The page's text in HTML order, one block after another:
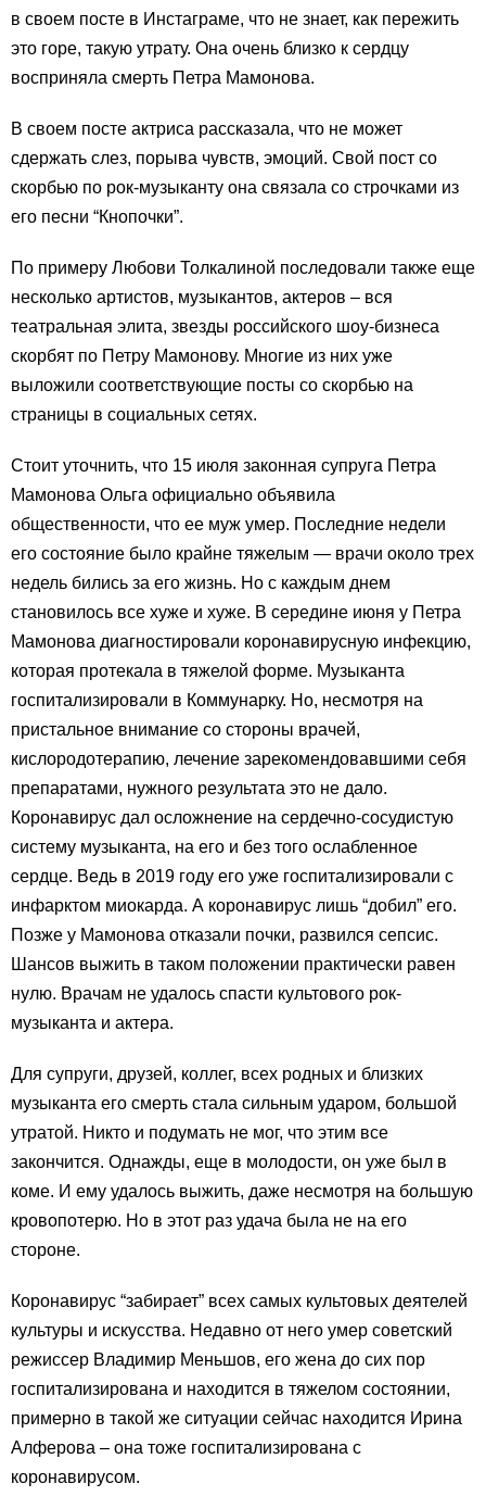
в своем посте в Инстаграме, что не знает, как пережить
это горе, такую утрату. Она очень близко к сердцу
восприняла смерть Петра Мамонова.
В своем посте актриса рассказала, что не может
сдержать слез, порыва чувств, эмоций. Свой пост со
скорбью по рок-музыканту она связала со строчками из
его песни “Кнопочки”.
По примеру Любови Толкалиной последовали также еще
несколько артистов, музыкантов, актеров – вся
театральная элита, звезды российского шоу-бизнеса
скорбят по Петру Мамонову. Многие из них уже
выложили соответствующие посты со скорбью на
страницы в социальных сетях.
Стоит уточнить, что 15 июля законная супруга Петра
Мамонова Ольга официально объявила
общественности, что ее муж умер. Последние недели
его состояние было крайне тяжелым — врачи около трех
недель бились за его жизнь. Но с каждым днем
становилось все хуже и хуже. В середине июня у Петра
Мамонова диагностировали коронавирусную инфекцию,
которая протекала в тяжелой форме. Музыканта
госпитализировали в Коммунарку. Но, несмотря на
пристальное внимание со стороны врачей,
кислородотерапию, лечение зарекомендовавшими себя
препаратами, нужного результата это не дало.
Коронавирус дал осложнение на сердечно-сосудистую
систему музыканта, на его и без того ослабленное
сердце. Ведь в 2019 году его уже госпитализировали с
инфарктом миокарда. А коронавирус лишь “добил” его.
Позже у Мамонова отказали почки, развился сепсис.
Шансов выжить в таком положении практически равен
нулю. Врачам не удалось спасти культового рок-
музыканта и актера.
Для супруги, друзей, коллег, всех родных и близких
музыканта его смерть стала сильным ударом, большой
утратой. Никто и подумать не мог, что этим все
закончится. Однажды, еще в молодости, он уже был в
коме. И ему удалось выжить, даже несмотря на большую
кровопотерю. Но в этот раз удача была не на его
стороне.
Коронавирус “забирает” всех самых культовых деятелей
культуры и искусства. Недавно от него умер советский
режиссер Владимир Меньшов, его жена до сих пор
госпитализирована и находится в тяжелом состоянии,
примерно в такой же ситуации сейчас находится Ирина
Алферова – она тоже госпитализирована с
коронавирусом.